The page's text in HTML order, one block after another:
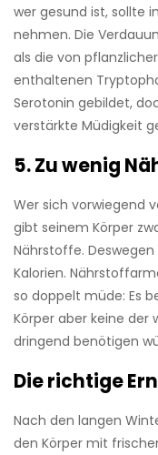
wer gesund ist, sollte
nehmen. Die
als die von
enthaltenen
Serotonin gebildet,
verstärkte Müdigkeit
5. Zu wenig
Wer sich vorwiegend
gibt seinem Körper
Nährstoffe.
Kalorien.
so doppelt müde: Es
Körper aber keine der
dringend benötigen
Die richtige
Nach den langen
den Körper mit